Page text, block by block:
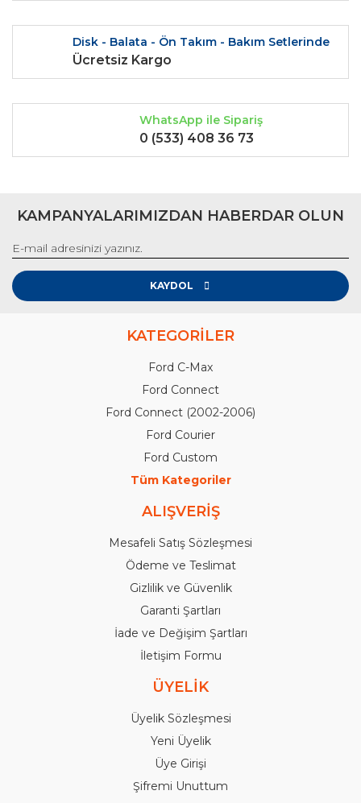
Disk - Balata - Ön Takım - Bakım Setlerinde
Ücretsiz Kargo
WhatsApp ile Sipariş
0 (533) 408 36 73
KAMPANYALARIMIZDAN HABERDAR OLUN
KAYDOL
KATEGORİLER
Ford C-Max
Ford Connect
Ford Connect (2002-2006)
Ford Courier
Ford Custom
Tüm Kategoriler
ALIŞVERİŞ
Mesafeli Satış Sözleşmesi
Ödeme ve Teslimat
Gizlilik ve Güvenlik
Garanti Şartları
İade ve Değişim Şartları
İletişim Formu
ÜYELİK
Üyelik Sözleşmesi
Yeni Üyelik
Üye Girişi
Şifremi Unuttum